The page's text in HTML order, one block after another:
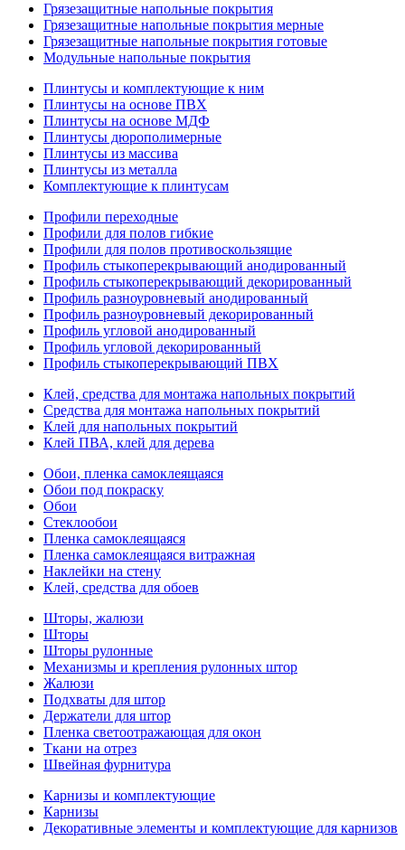
Грязезащитные напольные покрытия
Грязезащитные напольные покрытия мерные
Грязезащитные напольные покрытия готовые
Модульные напольные покрытия
Плинтусы и комплектующие к ним
Плинтусы на основе ПВХ
Плинтусы на основе МДФ
Плинтусы дюрополимерные
Плинтусы из массива
Плинтусы из металла
Комплектующие к плинтусам
Профили переходные
Профили для полов гибкие
Профили для полов противоскользящие
Профиль стыкоперекрывающий анодированный
Профиль стыкоперекрывающий декорированный
Профиль разноуровневый анодированный
Профиль разноуровневый декорированный
Профиль угловой анодированный
Профиль угловой декорированный
Профиль стыкоперекрывающий ПВХ
Клей, средства для монтажа напольных покрытий
Средства для монтажа напольных покрытий
Клей для напольных покрытий
Клей ПВА, клей для дерева
Обои, пленка самоклеящаяся
Обои под покраску
Обои
Стеклообои
Пленка самоклеящаяся
Пленка самоклеящаяся витражная
Наклейки на стену
Клей, средства для обоев
Шторы, жалюзи
Шторы
Шторы рулонные
Механизмы и крепления рулонных штор
Жалюзи
Подхваты для штор
Держатели для штор
Пленка светоотражающая для окон
Ткани на отрез
Швейная фурнитура
Карнизы и комплектующие
Карнизы
Декоративные элементы и комплектующие для карнизов